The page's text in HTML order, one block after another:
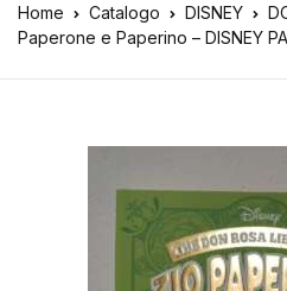
Home Catalogo DISNEY
Paperone e Paperino – DISNEY